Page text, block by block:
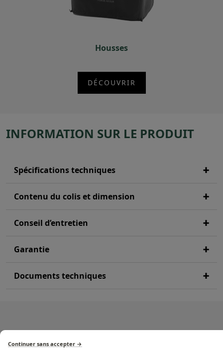
Housses
DÉCOUVRIR
INFORMATION SUR LE PRODUIT
Spécifications techniques
Contenu du colis et dimension
Conseil d’entretien
Garantie
Documents techniques
Continuer sans accepter →